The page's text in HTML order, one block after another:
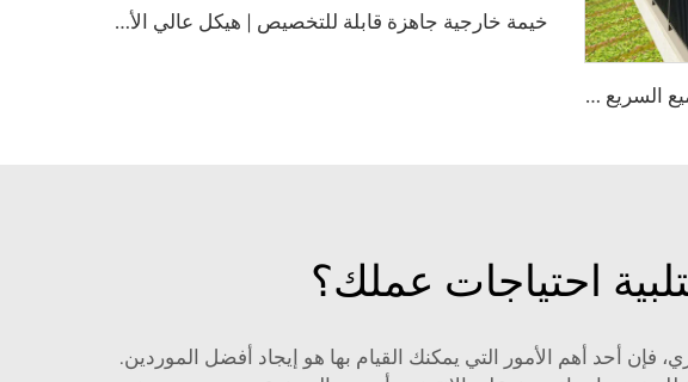
م
نزل جاهز وحدوي في حاويات قابل للتجميع السريع | وحدة معيشية محمولة قابلة للطي للاستخدام السكني
خ
يمة خارجية جاهزة قابلة للتخصيص | هيكل عالي الأداء مقاوم للماء ومُصمَّم لمجمعات الإجازات البيئية
احتياجات عملك؟
أحد أهم الأمور التي يمكنك القيام بها هو إيجاد أفضل الموردين.